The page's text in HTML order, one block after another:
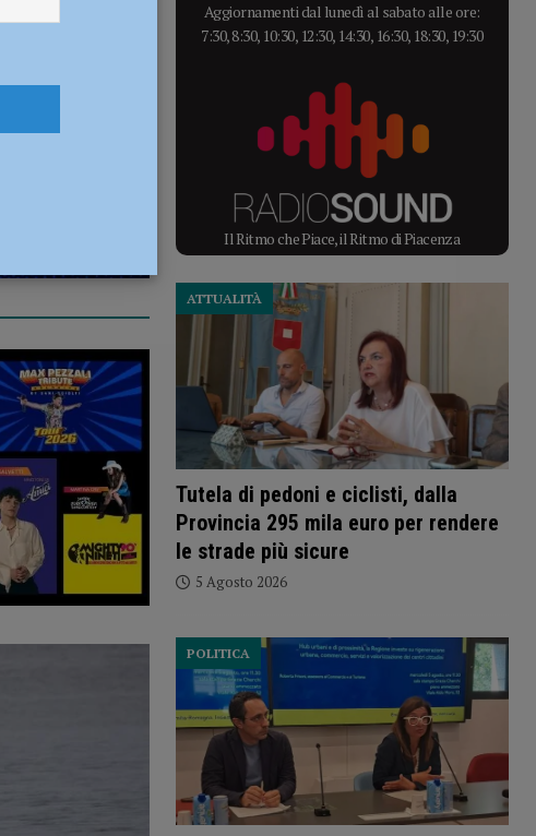
Aggiornamenti dal lunedì al sabato alle ore:
7:30, 8:30, 10:30, 12:30, 14:30, 16:30, 18:30, 19:30
Il Ritmo che Piace, il Ritmo di Piacenza
Tutela di pedoni e ciclisti, dalla
Provincia 295 mila euro per rendere
le strade più sicure
ATTUALITÀ
5 Agosto 2026
POLITICA